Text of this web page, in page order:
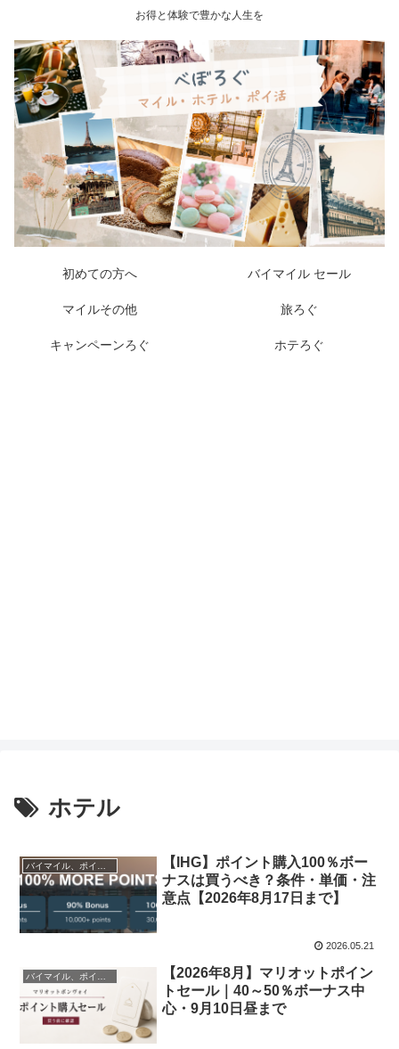
お得と体験で豊かな人生を
初めての方へ バイマイル セール
マイルその他 旅ろぐ
キャンペーンろぐ ホテろぐ
ホテル
バイマイル、ポイント
【IHG】ポイント購入100％ボー
ナスは買うべき？条件・単価・注
意点【2026年8月17日まで】
2026.05.21
【2026年8月】マリオットポイン
トセール｜40～50％ボーナス中
心・9月10日昼まで